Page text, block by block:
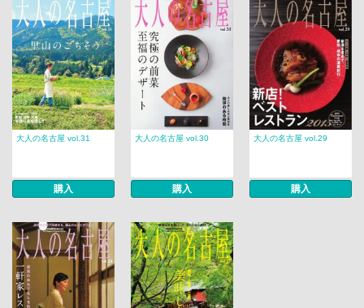
大人の名古屋 vol.31
購入
大人の名古屋 vol.30
購入
大人の名古屋 vol.29
購入